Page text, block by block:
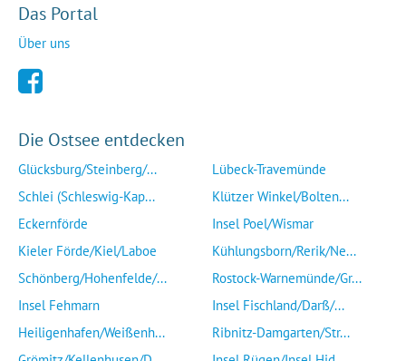
Das Portal
Über uns
Die Ostsee entdecken
Glücksburg/Steinberg/...
Schlei (Schleswig-Kap...
Eckernförde
Kieler Förde/Kiel/Laboe
Schönberg/Hohenfelde/...
Insel Fehmarn
Heiligenhafen/Weißenh...
Lübeck-Travemünde
Klützer Winkel/Bolten...
Insel Poel/Wismar
Kühlungsborn/Rerik/Ne...
Rostock-Warnemünde/Gr...
Insel Fischland/Darß/...
Ribnitz-Damgarten/Str...